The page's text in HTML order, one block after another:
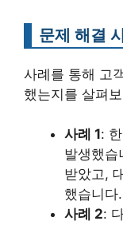
문제 해결
사례를 통해 고
했는지를 살펴
사례 1:
발생했습
받았고,
했습니다.
사례 2: